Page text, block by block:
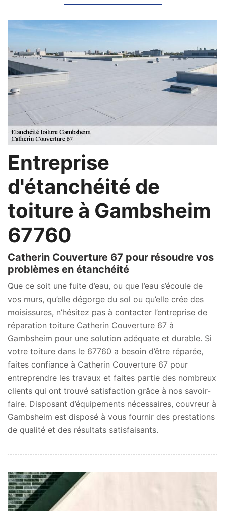
Entreprise
d'étanchéité de
toiture à Gambsheim
67760
Catherin Couverture 67 pour résoudre vos
problèmes en étanchéité
Que ce soit une fuite d’eau, ou que l’eau s’écoule de
vos murs, qu’elle dégorge du sol ou qu’elle crée des
moisissures, n’hésitez pas à contacter l’entreprise de
réparation toiture Catherin Couverture 67 à
Gambsheim pour une solution adéquate et durable. Si
votre toiture dans le 67760 a besoin d’être réparée,
faites confiance à Catherin Couverture 67 pour
entreprendre les travaux et faites partie des nombreux
clients qui ont trouvé satisfaction grâce à nos savoir-
faire. Disposant d’équipements nécessaires, couvreur à
Gambsheim est disposé à vous fournir des prestations
de qualité et des résultats satisfaisants.